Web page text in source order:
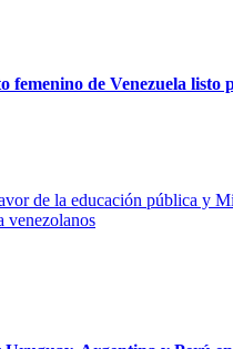
femenino de Venezuela
de la educación pública y
venezolanos